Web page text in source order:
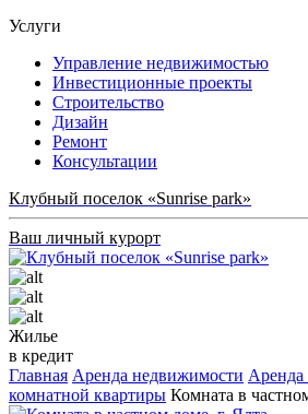
Услуги
Управление недвижимостью
Инвестиционные проекты
Строительство
Дизайн
Ремонт
Консультации
Клубный поселок «Sunrise park»
Ваш личный курорт
Жилье
в кредит
Главная Аренда недвижимости Аренда
комнатной квартиры Комната в